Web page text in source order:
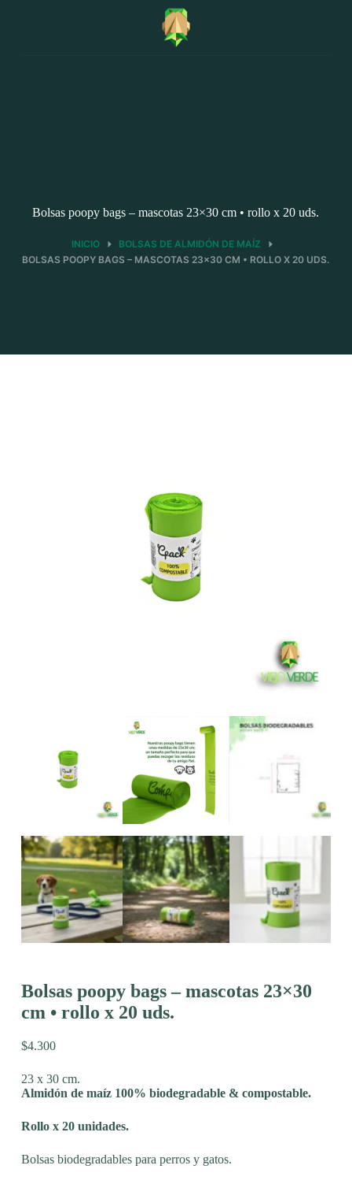
Bolsas poopy bags – mascotas 23×30 cm • rollo x 20 uds.
INICIO
BOLSAS DE ALMIDÓN DE MAÍZ
BOLSAS POOPY BAGS – MASCOTAS 23×30 CM • ROLLO X 20 UDS.
Bolsas poopy bags – mascotas 23×30
cm • rollo x 20 uds.
$4.300
23 x 30 cm.
Almidón de maíz 100% biodegradable & compostable.
Rollo x 20 unidades.
Bolsas biodegradables para perros y gatos.